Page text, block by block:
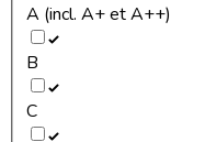
A (incl. A+ et A++)
B
C